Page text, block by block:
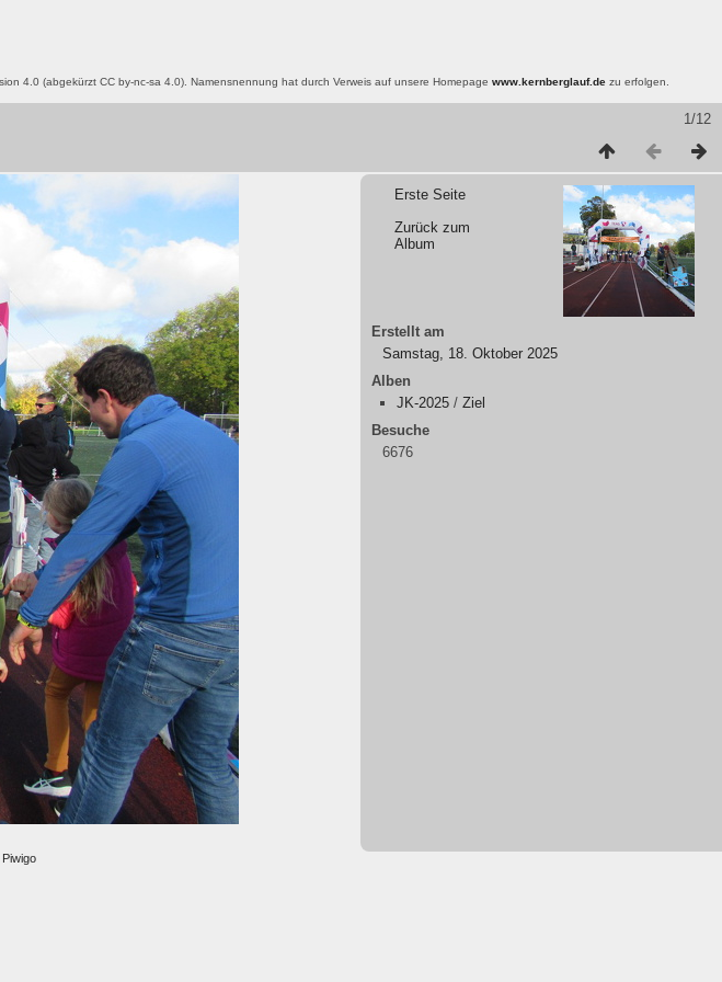
4.0 (abgekürzt CC by-nc-sa 4.0). Namensnennung hat durch Verweis auf unsere Homepage www.kernberglauf.de zu erfolgen.
1/12
Erste Seite
Zurück zum
Album
Erstellt am
Samstag, 18. Oktober 2025
Alben
JK-2025 / Ziel
Besuche
6676
Piwigo